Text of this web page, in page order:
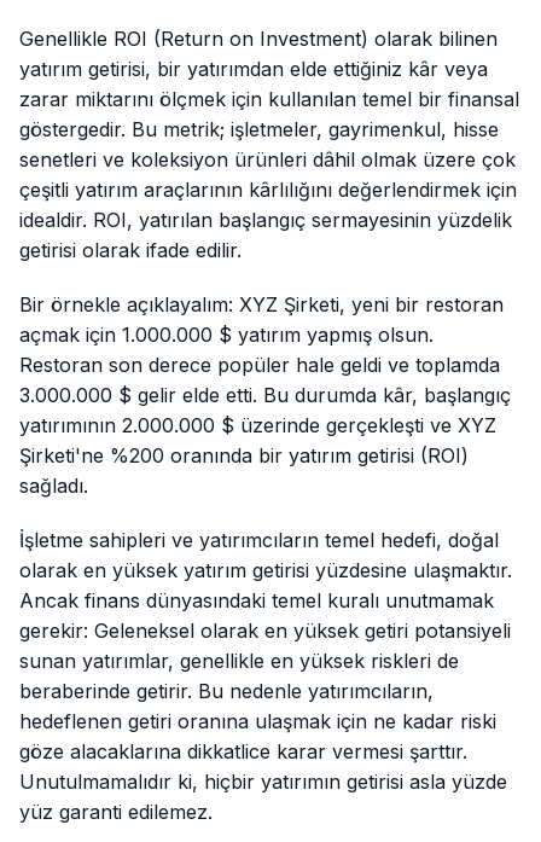
Genellikle ROI (Return on Investment) olarak bilinen
yatırım getirisi, bir yatırımdan elde ettiğiniz kâr veya
zarar miktarını ölçmek için kullanılan temel bir finansal
göstergedir. Bu metrik; işletmeler, gayrimenkul, hisse
senetleri ve koleksiyon ürünleri dâhil olmak üzere çok
çeşitli yatırım araçlarının kârlılığını değerlendirmek için
idealdir. ROI, yatırılan başlangıç sermayesinin yüzdelik
getirisi olarak ifade edilir.
Bir örnekle açıklayalım: XYZ Şirketi, yeni bir restoran
açmak için 1.000.000 $ yatırım yapmış olsun.
Restoran son derece popüler hale geldi ve toplamda
3.000.000 $ gelir elde etti. Bu durumda kâr, başlangıç
yatırımının 2.000.000 $ üzerinde gerçekleşti ve XYZ
Şirketi'ne %200 oranında bir yatırım getirisi (ROI)
sağladı.
İşletme sahipleri ve yatırımcıların temel hedefi, doğal
olarak en yüksek yatırım getirisi yüzdesine ulaşmaktır.
Ancak finans dünyasındaki temel kuralı unutmamak
gerekir: Geleneksel olarak en yüksek getiri potansiyeli
sunan yatırımlar, genellikle en yüksek riskleri de
beraberinde getirir. Bu nedenle yatırımcıların,
hedeflenen getiri oranına ulaşmak için ne kadar riski
göze alacaklarına dikkatlice karar vermesi şarttır.
Unutulmamalıdır ki, hiçbir yatırımın getirisi asla yüzde
yüz garanti edilemez.